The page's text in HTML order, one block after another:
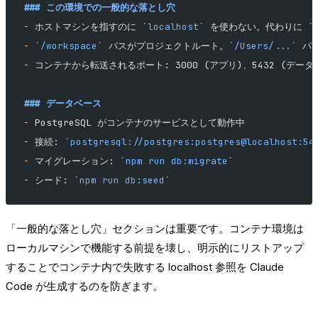
### この環境での一般的な落とし穴
- ホストマシンを指すのに `localhost` を使わない。代わりに
-
`/workspace` パスがプロジェクトルート。 `/Users/...`
パ
-
コンテナから転送されるポート: 3000 (アプリ)、5432 (デー
### データベース
- PostgreSQL がコンテナのサービスとして動作中
- 接続:
`postgresql://
-
マイグレーション:
`npm run db:migrate`
-
シード: `npm run db:seed`
「一般的な落とし穴」セクションは重要です。コンテナ環境は
ローカルマシンで機能する前提を壊し、明示的にリストアップ
することでコンテナ内で失敗する localhost 参照を Claude
Code が生成するのを防ぎます。